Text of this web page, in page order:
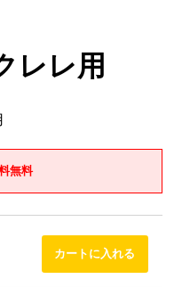
レレ用
無料